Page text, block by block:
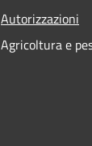
Autorizzazioni
Agricoltura e